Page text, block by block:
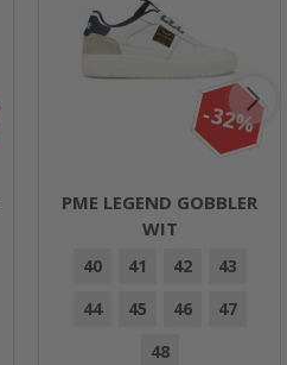
PME LEGEND GOBBLER
WIT
-32%
40 41 42
43
44
45 46
47
48